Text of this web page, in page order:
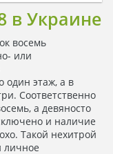
в Украине
восемь
или
один этаж, а в
Соответственно
а девяносто
и наличие
Такой нехитрой
личное